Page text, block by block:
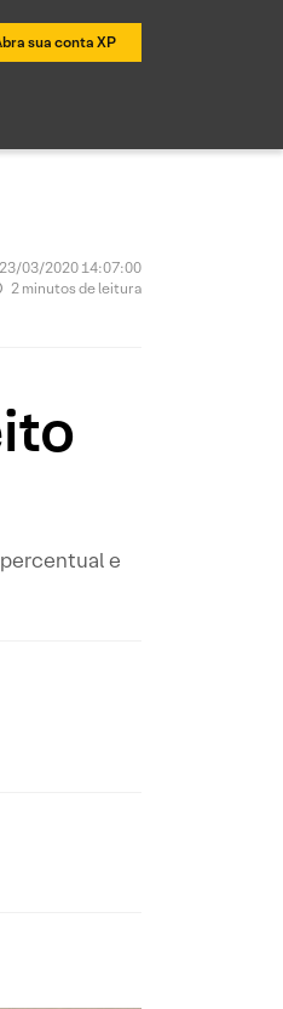
sua conta XP
03/2020 14:07:00
2 minutos de leitura
e